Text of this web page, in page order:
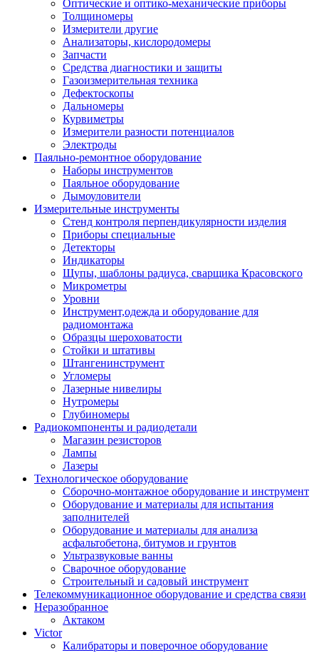
Оптические и оптико-механические приборы
Толщиномеры
Измерители другие
Анализаторы, кислородомеры
Запчасти
Средства диагностики и защиты
Газоизмерительная техника
Дефектоскопы
Дальномеры
Курвиметры
Измерители разности потенциалов
Электроды
Паяльно-ремонтное оборудование
Наборы инструментов
Паяльное оборудование
Дымоуловители
Измерительные инструменты
Стенд контроля перпендикулярности изделия
Приборы специальные
Детекторы
Индикаторы
Щупы, шаблоны радиуса, сварщика Красовского
Микрометры
Уровни
Инструмент,одежда и оборудование для
радиомонтажа
Образцы шероховатости
Стойки и штативы
Штангенинструмент
Угломеры
Лазерные нивелиры
Нутромеры
Глубиномеры
Радиокомпоненты и радиодетали
Магазин резисторов
Лампы
Лазеры
Технологическое оборудование
Сборочно-монтажное оборудование и инструмент
Оборудование и материалы для испытания
заполнителей
Оборудование и материалы для анализа
асфальтобетона, битумов и грунтов
Ультразвуковые ванны
Сварочное оборудование
Строительный и садовый инструмент
Телекоммуникационное оборудование и средства связи
Неразобранное
Актаком
Victor
Калибраторы и поверочное оборудование